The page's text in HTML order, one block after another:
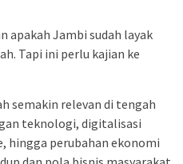
apakah Jambi sudah layak
Tapi ini perlu kajian ke
semakin relevan di tengah
teknologi, digitalisasi
perubahan ekonomi